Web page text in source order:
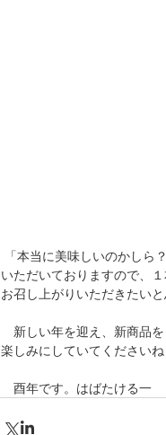
「本当に美味しいのかしら
いただいておりますので、
お召し上がりいただきたいと
新しい年を迎え、新商品
楽しみにしていてくださいね
酉年です。はばたける一